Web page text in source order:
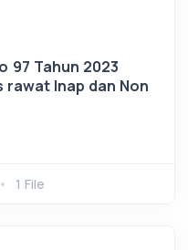
97 Tahun 2023
rawat Inap dan Non
1 File